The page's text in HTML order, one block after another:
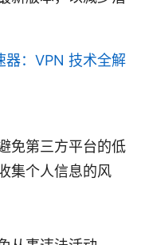
器：VPN 技术全解
免第三方平台的低
集个人信息的风